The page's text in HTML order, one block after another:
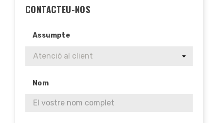
CONTACTEU-NOS
Assumpte
Nom